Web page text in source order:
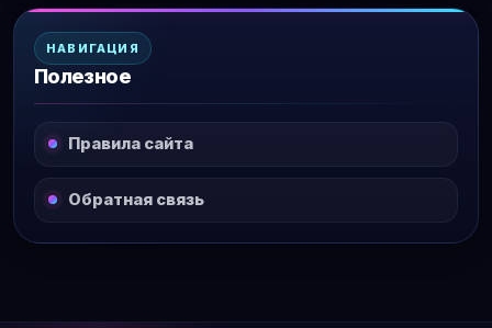
НАВИГАЦИЯ
Полезное
Правила сайта
Обратная связь